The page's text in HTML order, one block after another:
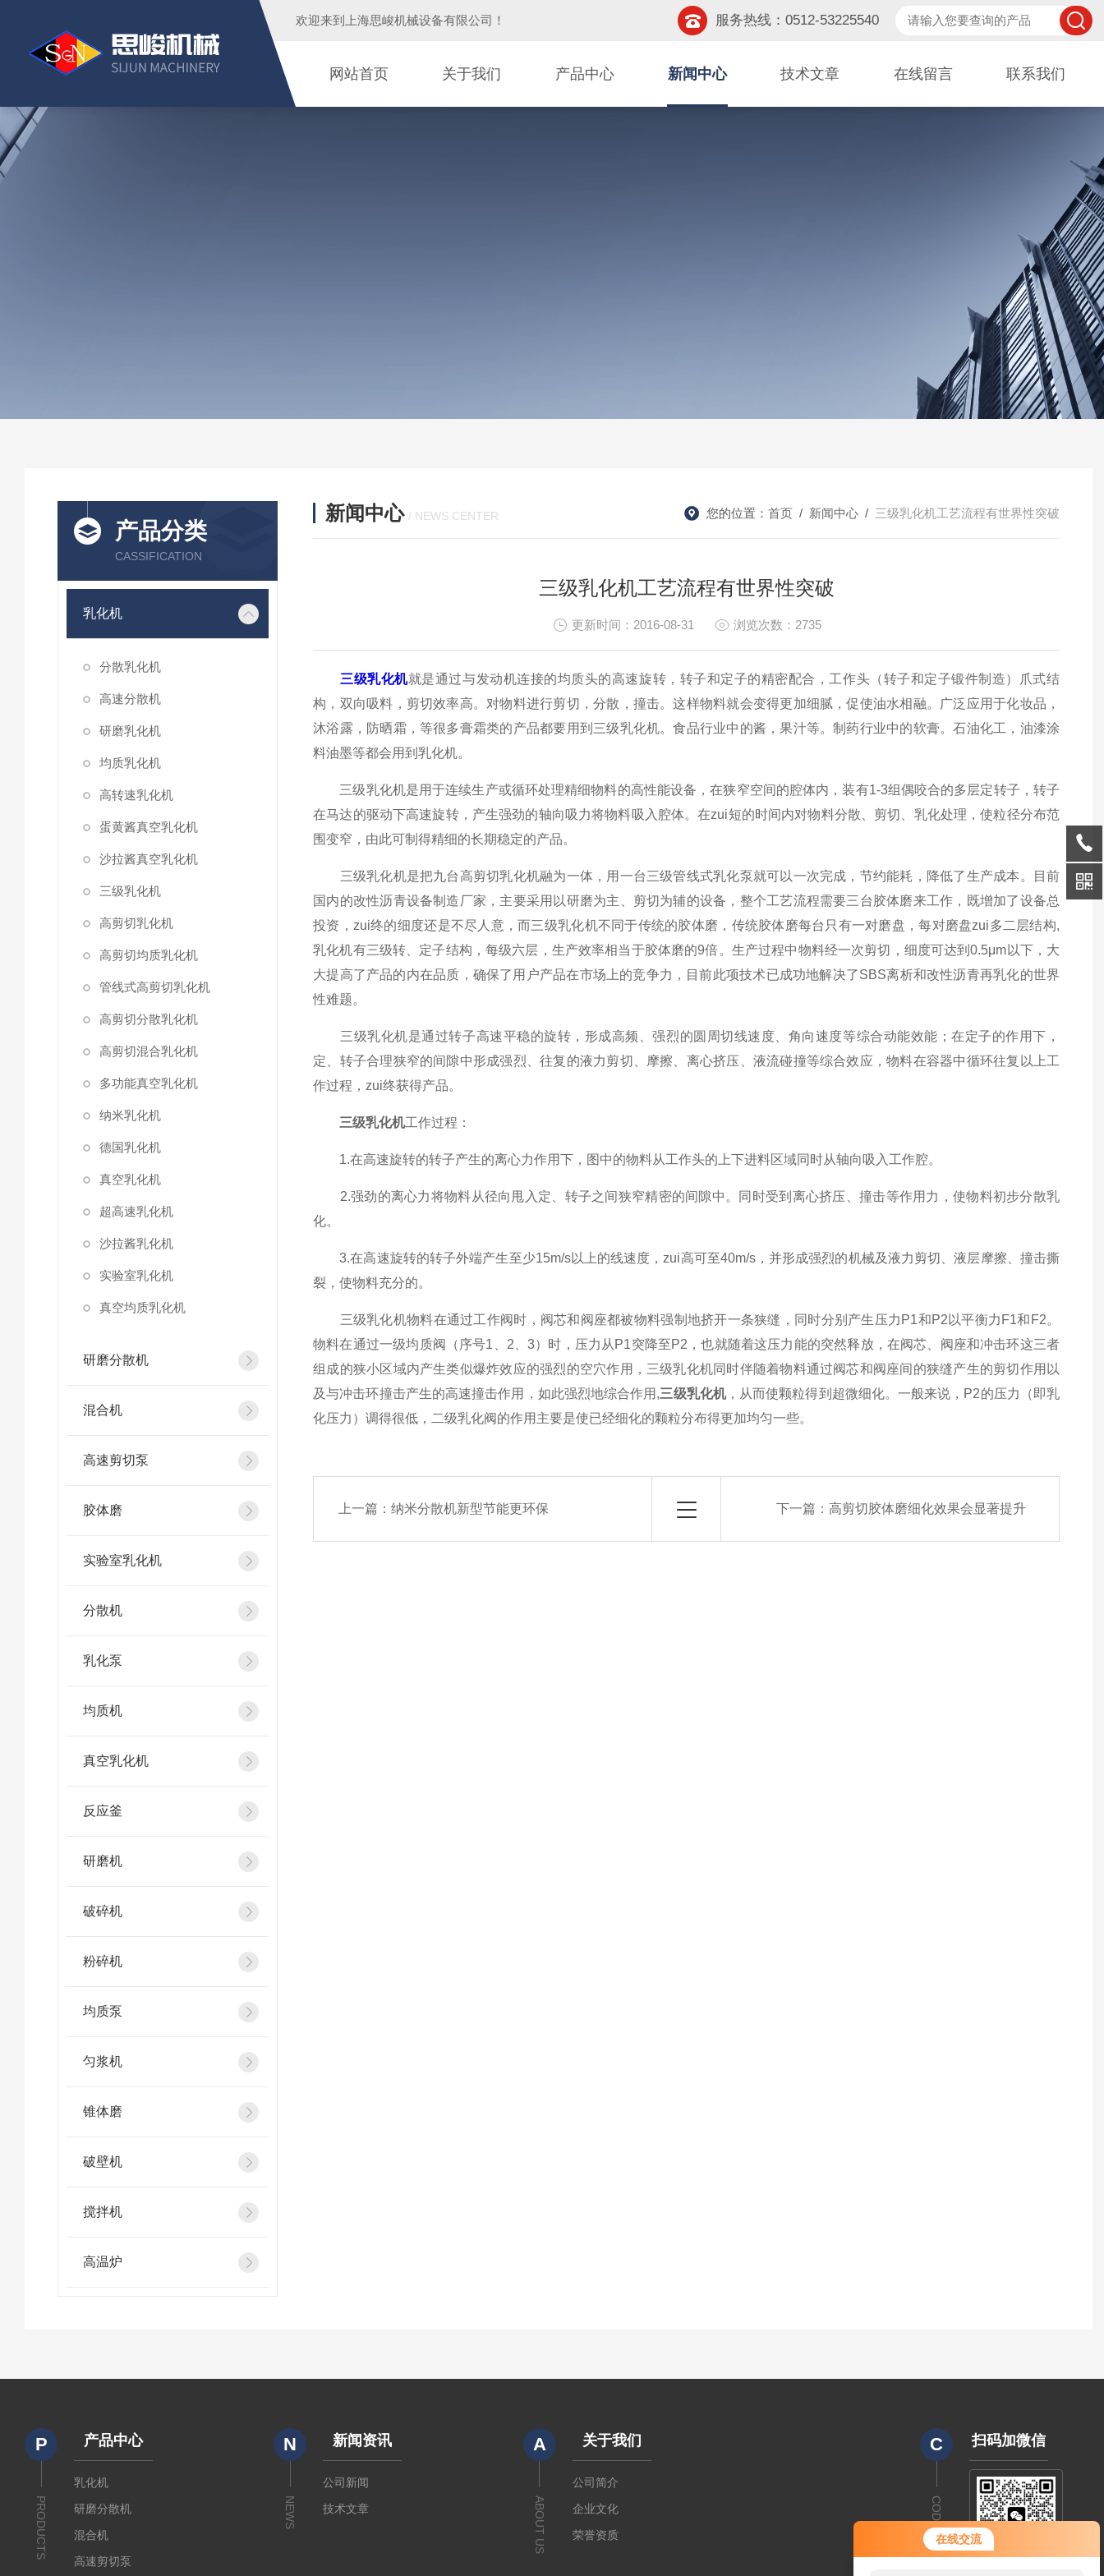
在线交流
欢迎来到 上海思峻机械设备有限公司 ！ 服务热线：0512-53225540
网站首页 关于我们 产品中心 新闻中心 技术文章 在线留言 联系我们
产品分类
CASSIFICATION
乳化机
分散乳化机
高速分散机
研磨乳化机
均质乳化机
高转速乳化机
蛋黄酱真空乳化机
沙拉酱真空乳化机
三级乳化机
高剪切乳化机
高剪切均质乳化机
管线式高剪切乳化机
高剪切分散乳化机
高剪切混合乳化机
多功能真空乳化机
纳米乳化机
德国乳化机
真空乳化机
超高速乳化机
沙拉酱乳化机
实验室乳化机
真空均质乳化机
研磨分散机
混合机
高速剪切泵
胶体磨
实验室乳化机
分散机
乳化泵
均质机
真空乳化机
反应釜
研磨机
破碎机
粉碎机
均质泵
匀浆机
锥体磨
破壁机
搅拌机
高温炉
新闻中心 / NEWS CENTER 您的位置： 首页 / 新闻中心 / 三级乳化机工艺流程有世界性突破
三级乳化机工艺流程有世界性突破
更新时间：2016-08-31 浏览次数：2735
三级乳化机就是通过与发动机连接的均质头的高速旋转，转子和定子的精密配合，工作头（转子和定子锻件制造）爪式结
构，双向吸料，剪切效率高。对物料进行剪切，分散，撞击。这样物料就会变得更加细腻，促使油水相融。广泛应用于化妆品，
沐浴露，防晒霜，等很多膏霜类的产品都要用到三级乳化机。食品行业中的酱，果汁等。制药行业中的软膏。石油化工，油漆涂
料油墨等都会用到乳化机。
三级乳化机是用于连续生产或循环处理精细物料的高性能设备，在狭窄空间的腔体内，装有1-3组偶咬合的多层定转子，转子
在马达的驱动下高速旋转，产生强劲的轴向吸力将物料吸入腔体。在zui短的时间内对物料分散、剪切、乳化处理，使粒径分布范
围变窄，由此可制得精细的长期稳定的产品。
三级乳化机是把九台高剪切乳化机融为一体，用一台三级管线式乳化泵就可以一次完成，节约能耗，降低了生产成本。目前
国内的改性沥青设备制造厂家，主要采用以研磨为主、剪切为辅的设备，整个工艺流程需要三台胶体磨来工作，既增加了设备总
投资，zui终的细度还是不尽人意，而三级乳化机不同于传统的胶体磨，传统胶体磨每台只有一对磨盘，每对磨盘zui多二层结构,
乳化机有三级转、定子结构，每级六层，生产效率相当于胶体磨的9倍。生产过程中物料经一次剪切，细度可达到0.5μm以下，大
大提高了产品的内在品质，确保了用户产品在市场上的竞争力，目前此项技术已成功地解决了SBS离析和改性沥青再乳化的世界
性难题。
三级乳化机是通过转子高速平稳的旋转，形成高频、强烈的圆周切线速度、角向速度等综合动能效能；在定子的作用下，
定、转子合理狭窄的间隙中形成强烈、往复的液力剪切、摩擦、离心挤压、液流碰撞等综合效应，物料在容器中循环往复以上工
作过程，zui终获得产品。
三级乳化机工作过程：
1.在高速旋转的转子产生的离心力作用下，图中的物料从工作头的上下进料区域同时从轴向吸入工作腔。
2.强劲的离心力将物料从径向甩入定、转子之间狭窄精密的间隙中。同时受到离心挤压、撞击等作用力，使物料初步分散乳
化。
3.在高速旋转的转子外端产生至少15m/s以上的线速度，zui高可至40m/s，并形成强烈的机械及液力剪切、液层摩擦、撞击撕
裂，使物料充分的。
三级乳化机物料在通过工作阀时，阀芯和阀座都被物料强制地挤开一条狭缝，同时分别产生压力P1和P2以平衡力F1和F2。
物料在通过一级均质阀（序号1、2、3）时，压力从P1突降至P2，也就随着这压力能的突然释放，在阀芯、阀座和冲击环这三者
组成的狭小区域内产生类似爆炸效应的强烈的空穴作用，三级乳化机同时伴随着物料通过阀芯和阀座间的狭缝产生的剪切作用以
及与冲击环撞击产生的高速撞击作用，如此强烈地综合作用,三级乳化机，从而使颗粒得到超微细化。一般来说，P2的压力（即乳
化压力）调得很低，二级乳化阀的作用主要是使已经细化的颗粒分布得更加均匀一些。
上一篇：纳米分散机新型节能更环保 下一篇： 高剪切胶体磨细化效果会显著提升
P
PRODUCTS
产品中心
乳化机
研磨分散机
混合机
高速剪切泵
N
NEWS
新闻资讯
公司新闻
技术文章
A
ABOUT US
关于我们
公司简介
企业文化
荣誉资质
C
CODE
扫码加微信